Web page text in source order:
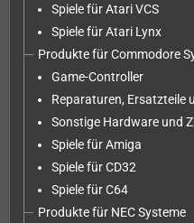
Spiele für Atari VCS
Spiele für Atari Lynx
Produkte für Commodore
Game-Controller
Reparaturen, Ersatzteile
Sonstige Hardware und
Spiele für Amiga
Spiele für CD32
Spiele für C64
Produkte für NEC Systeme